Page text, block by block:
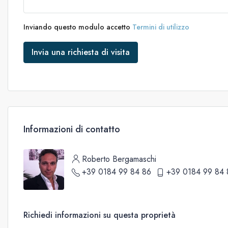
Inviando questo modulo accetto Termini di utilizzo
Invia una richiesta di visita
Informazioni di contatto
Roberto Bergamaschi
+39 0184 99 84 86
+39 0184 99 84
Richiedi informazioni su questa proprietà